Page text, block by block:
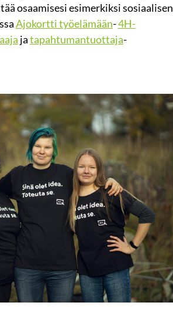
osaamisesi esimerkiksi sosiaalisen
Ajokortti työelämään-4H-
jatapahtumantuottaja-